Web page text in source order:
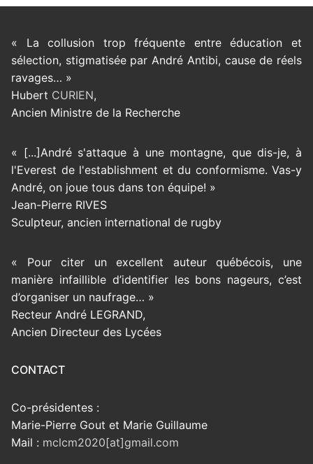
« La collusion trop fréquente entre éducation et
sélection, stigmatisée par André Antibi, cause de réels
ravages… »
Hubert CURIEN,
Ancien Ministre de la Recherche
« [...]André s'attaque à une montagne, que dis-je, à
l'Everest de l'establishment et du conformisme. Vas-y
André, on joue tous dans ton équipe! »
Jean-Pierre RIVES
Sculpteur, ancien international de rugby
« Pour citer un excellent auteur québécois, une
manière infaillible d’identifier les bons nageurs, c’est
d’organiser un naufrage… »
Recteur André LEGRAND,
Ancien Directeur des Lycées
CONTACT
Co-présidentes :
Marie-Pierre Gout et Marie Guillaume
Mail : mclcm2020[at]gmail.com